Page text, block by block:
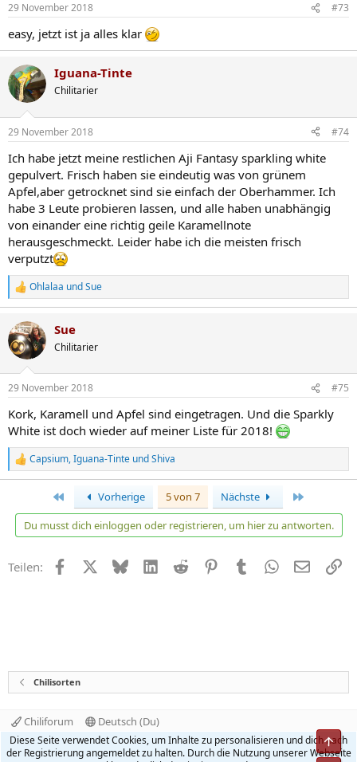
e
:
29 November 2018 #73
easy, jetzt ist ja alles klar
Iguana-Tinte
Chilitarier
29 November 2018 #74
Ich habe jetzt meine restlichen Aji Fantasy sparkling white
gepulvert. Frisch haben sie eindeutig was von grünem
Apfel,aber getrocknet sind sie einfach der Oberhammer. Ich
habe 3 Leute probieren lassen, und alle haben unabhängig
von einander eine richtig geile Karamellnote
herausgeschmeckt. Leider habe ich die meisten frisch
verputzt
R
e
k
t
i
e
:
Ohlalaa undSue
Sue
Chilitarier
29 November 2018 #75
Kork, Karamell und Apfel sind eingetragen. Und die Sparkly
White ist doch wieder auf meiner Liste für 2018!
R
e
t
o
e
Capsium,Iguana-Tinte undShiva
Erste Vorherige 5 von 7 Nächste
Du musst dich einloggen oder registrieren, um hier zu antworten.
Teilen: Facebook BlueskyLinkedIn
Reddit PinterestTumblr WhatsApp
E-Mail
Chilisorten
Chiliforum
Deutsch (Du)
Kontakt
Nutzungsbedingungen
Datenschutz
Hilfe und Impressum
Start
R
Diese Seite verwendet Cookies, um Inhalte zu personalisieren und dich nach
der Registrierung angemeldet zu halten. Durch die Nutzung unserer Webseite